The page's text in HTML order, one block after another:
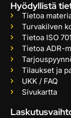
Hyödyllistä
Tietoa
Turvakilven
Tietoa ISO
Tietoa ADR-
Tilaukset ja
UKK / FAQ
Sivukartta